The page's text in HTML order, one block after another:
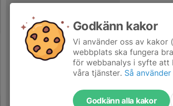
Godkänn kakor
Vi använder oss av
webbplats ska fungera
för webbanalys i syfte att
våra tjänster. Så
Godkänn alla kakor